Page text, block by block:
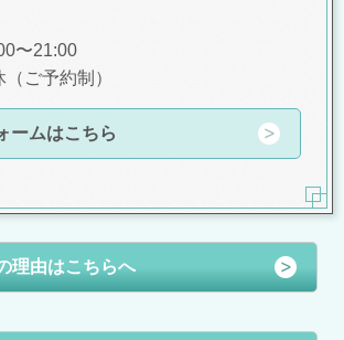
〜21:00
ご予約制）
ームはこちら
理由はこちらへ